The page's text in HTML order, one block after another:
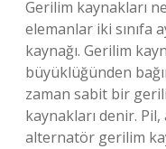
Gerilim kaynakları
elemanlar iki sınıfa
kaynağı. Gerilim
büyüklüğünden
zaman sabit bir
kaynakları denir.
alternatör gerilim